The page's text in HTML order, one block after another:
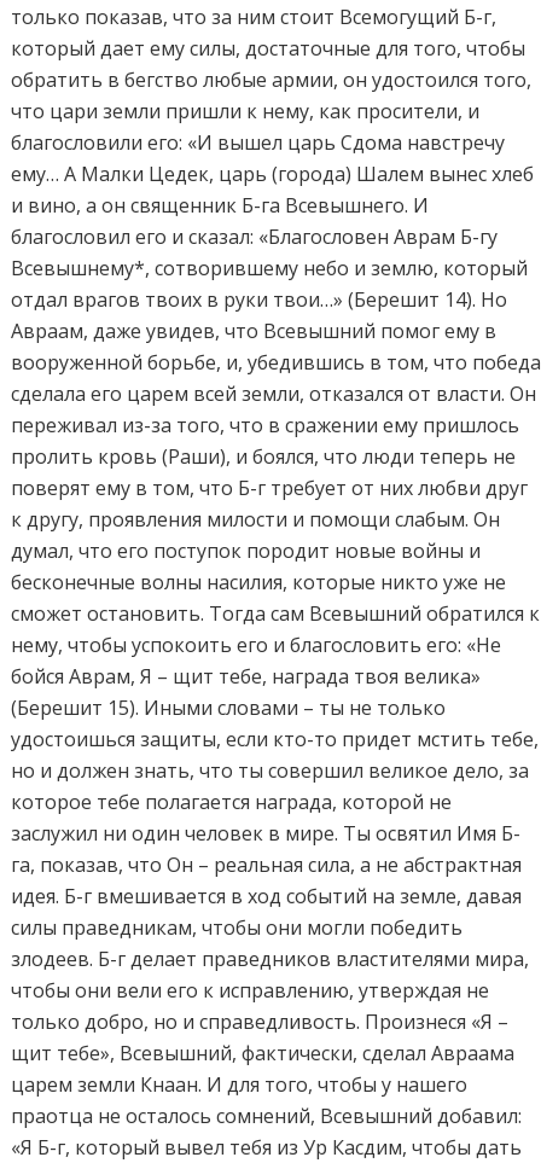
только показав, что за ним стоит Всемогущий Б-г,
который дает ему силы, достаточные для того, чтобы
обратить в бегство любые армии, он удостоился того,
что цари земли пришли к нему, как просители, и
благословили его: «И вышел царь Сдома навстречу
ему… А Малки Цедек, царь (города) Шалем вынес хлеб
и вино, а он священник Б-га Всевышнего. И
благословил его и сказал: «Благословен Аврам Б-гу
Всевышнему*, сотворившему небо и землю, который
отдал врагов твоих в руки твои…» (Берешит 14). Но
Авраам, даже увидев, что Всевышний помог ему в
вооруженной борьбе, и, убедившись в том, что победа
сделала его царем всей земли, отказался от власти. Он
переживал из-за того, что в сражении ему пришлось
пролить кровь (Раши), и боялся, что люди теперь не
поверят ему в том, что Б-г требует от них любви друг
к другу, проявления милости и помощи слабым. Он
думал, что его поступок породит новые войны и
бесконечные волны насилия, которые никто уже не
сможет остановить. Тогда сам Всевышний обратился к
нему, чтобы успокоить его и благословить его: «Не
бойся Аврам, Я – щит тебе, награда твоя велика»
(Берешит 15). Иными словами – ты не только
удостоишься защиты, если кто-то придет мстить тебе,
но и должен знать, что ты совершил великое дело, за
которое тебе полагается награда, которой не
заслужил ни один человек в мире. Ты освятил Имя Б-
га, показав, что Он – реальная сила, а не абстрактная
идея. Б-г вмешивается в ход событий на земле, давая
силы праведникам, чтобы они могли победить
злодеев. Б-г делает праведников властителями мира,
чтобы они вели его к исправлению, утверждая не
только добро, но и справедливость. Произнеся «Я –
щит тебе», Всевышний, фактически, сделал Авраама
царем земли Кнаан. И для того, чтобы у нашего
праотца не осталось сомнений, Всевышний добавил:
«Я Б-г, который вывел тебя из Ур Касдим, чтобы дать